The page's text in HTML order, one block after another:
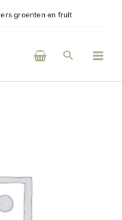
groenten en fruit
Zoeken